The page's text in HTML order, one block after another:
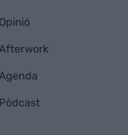
Opinió
Pòdcast